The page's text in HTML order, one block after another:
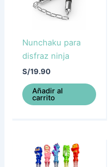
Nunchaku para
disfraz ninja
S/19.90
Añadir al
carrito